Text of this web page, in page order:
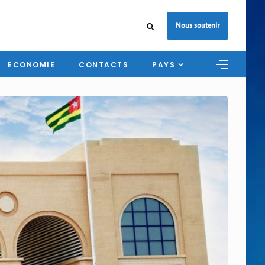
Nous soutenir
ECONOMIE CONTACTS PAYS